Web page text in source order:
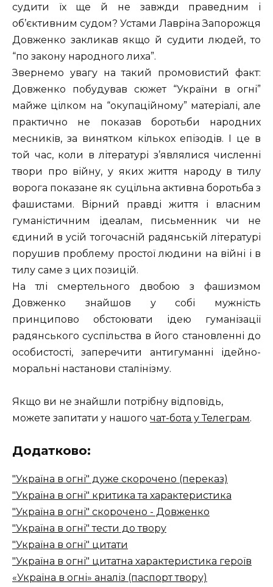
судити їх ще й не завжди праведним і
об’єктивним судом? Устами Лавріна Запорожця
Довженко закликав якщо й судити людей, то
“по закону народного лиха”.
Звернемо увагу на такий промовистий факт:
Довженко побудував сюжет “України в огні”
майже цілком на “окупаційному” матеріалі, але
практично не показав боротьби народних
месників, за винятком кількох епізодів. І це в
той час, коли в літературі з’являлися численні
твори про війну, у яких життя народу в тилу
ворога показане як суцільна активна боротьба з
фашистами. Вірний правді життя і власним
гуманістичним ідеалам, письменник чи не
єдиний в усій тогочасній радянській літературі
порушив проблему простої людини на війні і в
тилу саме з цих позицій.
На тлі смертельного двобою з фашизмом
Довженко знайшов у собі мужність
принципово обстоювати ідею гуманізації
радянського суспільства в його становленні до
особистості, заперечити антигуманні ідейно-
моральні настанови сталінізму.
Якщо ви не знайшли потрібну відповідь,
можете запитати у нашого чат-бота у Телеграм.
Додатково:
"Україна в огні" дуже скорочено (переказ)
"Україна в огні" критика та характеристика
"Україна в огні" скорочено - Довженко
"Україна в огні" тести до твору
"Україна в огні" цитати
"Україна в огні" цитатна характеристика героїв
«Україна в огні» аналіз (паспорт твору)